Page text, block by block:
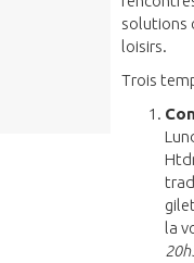
solutions
loisirs.
Trois
la